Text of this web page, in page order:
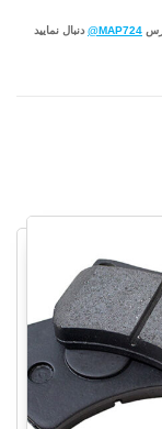
MAP724@ دنبال نمایید